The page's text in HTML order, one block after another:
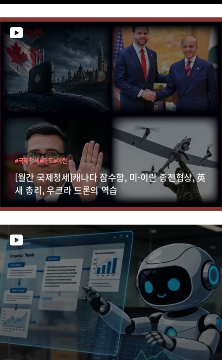
[월간 국제정세]캐나다 잠수함, 미-이란 종전협상, 英
새 총리, 우크라 드론의 역습
#국제정세#파도#이란